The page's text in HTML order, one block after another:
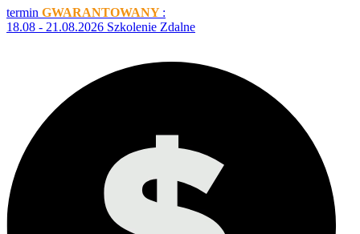
termin GWARANTOWANY :
18.08 - 21.08.2026 Szkolenie Zdalne